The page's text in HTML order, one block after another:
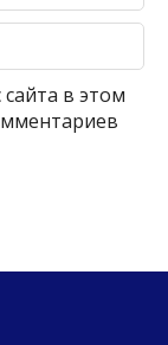
в этом